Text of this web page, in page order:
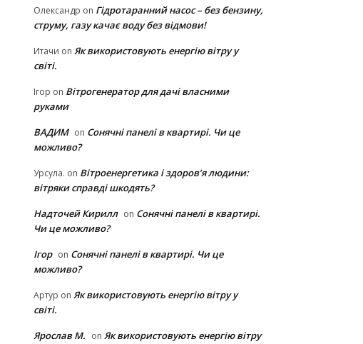
Олександр on Гідротаранний насос – без бензину,
струму, газу качає воду без відмови!
Итачи on Як використовують енергію вітру у
світі.
Ігор on Вітрогенератор для дачі власними
руками
ВАДИМ on Сонячні панелі в квартирі. Чи це
можливо?
Урсула. on Вітроенергетика і здоров’я людини:
вітряки cправді шкодять?
Надточей Кирилл on Сонячні панелі в квартирі.
Чи це можливо?
Ігор on Сонячні панелі в квартирі. Чи це
можливо?
Артур on Як використовують енергію вітру у
світі.
Ярослав М. on Як використовують енергію вітру